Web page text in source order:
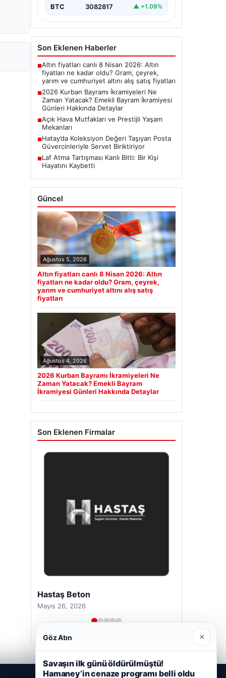
bayram ikramiyelerinin ne…
BTC 3082817 ▲ +1.09%
Son Eklenen Haberler
■Altın fiyatları canlı 8 Nisan 2026: Altın
fiyatları ne kadar oldu? Gram, çeyrek,
yarım ve cumhuriyet altını alış satış fiyatları
■2026 Kurban Bayramı İkramiyeleri Ne
Zaman Yatacak? Emekli Bayram İkramiyesi
Günleri Hakkında Detaylar
■Açık Hava Mutfakları ve Prestijli Yaşam
Mekanları
■Hatay’da Koleksiyon Değeri Taşıyan Posta
Güvercinleriyle Servet Biriktiriyor
■Laf Atma Tartışması Kanlı Bitti: Bir Kişi
Hayatını Kaybetti
Güncel
Ağustos 5, 2026
Altın fiyatları canlı 8 Nisan 2026: Altın
fiyatları ne kadar oldu? Gram, çeyrek,
yarım ve cumhuriyet altını alış satış
fiyatları
Ağustos 4, 2026
2026 Kurban Bayramı İkramiyeleri Ne
Zaman Yatacak? Emekli Bayram
İkramiyesi Günleri Hakkında Detaylar
Son Eklenen Firmalar
Hastaş Beton
Mayıs 26, 2026
Göz Atın ×
Savaşın ilk günü öldürülmüştü!
Hamaney’in cenaze programı belli oldu